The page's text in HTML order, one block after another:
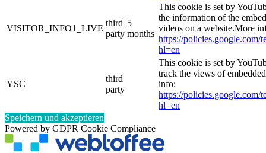
VISITOR_INFO1_LIVE
third
party
5
months
This cookie is set by
the information of the
videos on a website.More
https://policies.google.com/
hl=en
YSC
third
party
This cookie is set by
track the views of
info:
https://policies.google.com/
hl=en
Speichern und akzeptieren
Powered by GDPR Cookie Compliance